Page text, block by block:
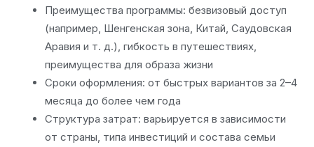
Преимущества программы: безвизовый доступ
(например, Шенгенская зона, Китай, Саудовская
Аравия и т. д.), гибкость в путешествиях,
преимущества для образа жизни
Сроки оформления: от быстрых вариантов за 2–4
месяца до более чем года
Структура затрат: варьируется в зависимости
от страны, типа инвестиций и состава семьи